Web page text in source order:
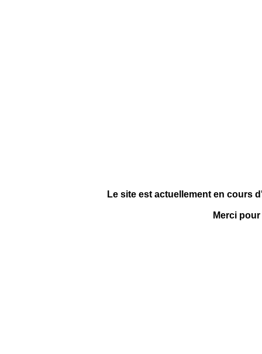
Le site est actuellement en cours
Merci